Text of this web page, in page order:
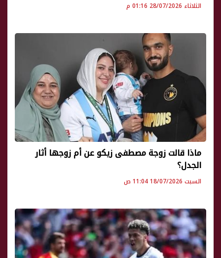
الثلاثاء 28/07/2026 01:16 م
ماذا قالت زوجة مصطفى زيكو عن أم زوجها أثار
الجدل؟
السبت 18/07/2026 11:04 ص